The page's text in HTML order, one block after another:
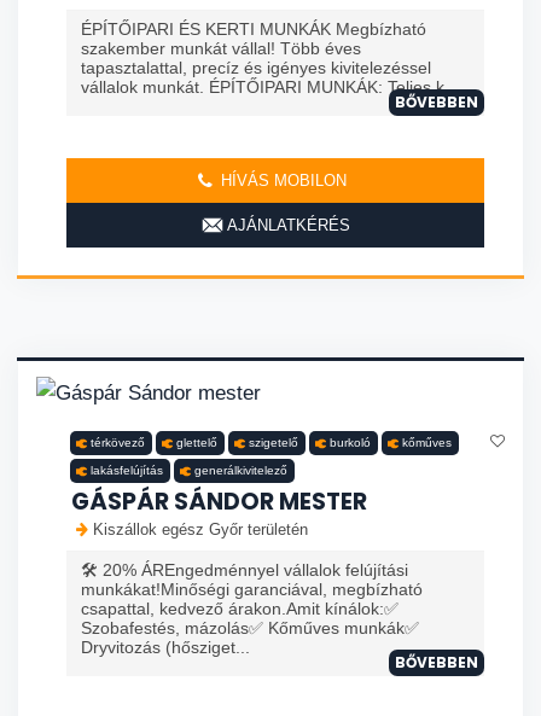
ÉPÍTŐIPARI ÉS KERTI MUNKÁK Megbízható
szakember munkát vállal! Több éves
tapasztalattal, precíz és igényes kivitelezéssel
vállalok munkát. ÉPÍTŐIPARI MUNKÁK: Teljes k...
BŐVEBBEN
HÍVÁS MOBILON
AJÁNLATKÉRÉS
térkövező glettelő szigetelő burkoló kőműves
lakásfelújítás generálkivitelező
GÁSPÁR SÁNDOR MESTER
Kiszállok egész Győr területén
🛠️ 20% ÁREngedménnyel vállalok felújítási
munkákat!Minőségi garanciával, megbízható
csapattal, kedvező árakon.Amit kínálok:✅
Szobafestés, mázolás✅ Kőműves munkák✅
Dryvitozás (hősziget...
BŐVEBBEN